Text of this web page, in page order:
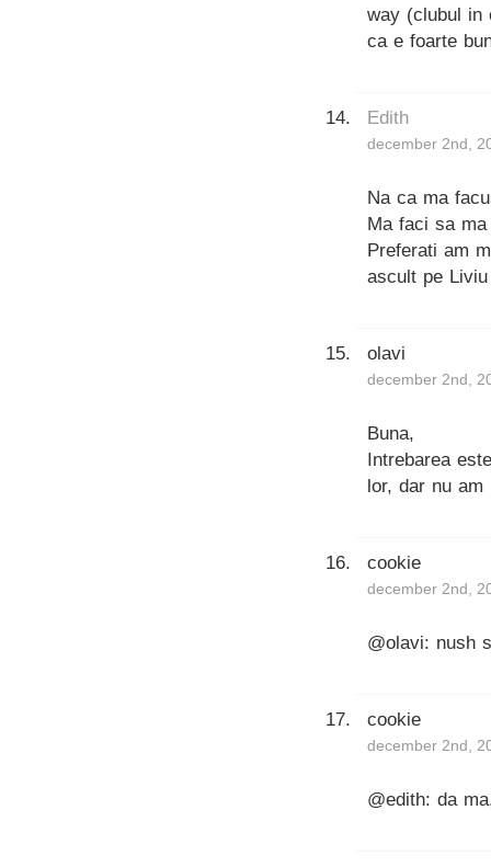
way (clubul in
ca e foarte
Edith
december 2nd,
Na ca ma
Ma faci sa
Preferati am
ascult pe
olavi
december 2nd,
Buna,
Intrebarea
lor, dar nu am
cookie
december 2nd,
@olavi: nush
cookie
december 2nd,
@edith: da